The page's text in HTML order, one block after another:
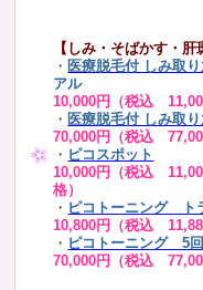
【しみ・そばかす・肝
・ 医療脱毛付 しみ取
アル
10,000円（税込
・ 医療脱毛付 しみ取
70,000円（税込
・ ピコスポット
10,000円（税込
格）
・ ピコトーニング ト
10,800円（税込
・ ピコトーニング 5回
70,000円（税込